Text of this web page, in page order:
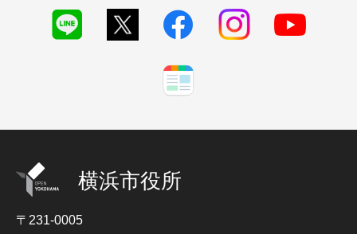
横浜市役所
〒231-0005